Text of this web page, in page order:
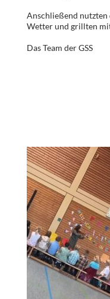
Anschließend nutzten
Wetter und grillten
Das Team der GSS